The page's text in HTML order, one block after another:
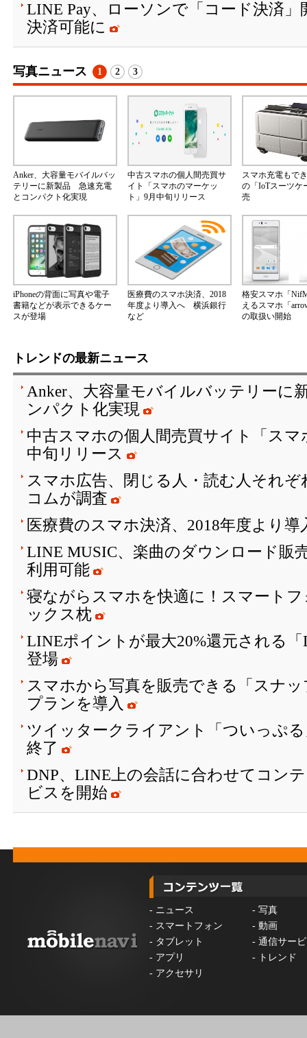
LINE Pay、ローソンで「コード決済
決済可能に
写真ニュース 1 2 3
Anker、大容量モバイルバッ
テリーに新製品 急速充電
とコンパクト化実現
中古スマホの個人間売買サ
イト「スマホのマーケッ
ト」9月中旬リリース
スマホ充電もで
の「IoTスーツケ
売
iPhoneの背面に写真や電子
書籍などが表示できるケー
スが登場
医療費のスマホ決済、2018
年度より導入へ 横浜銀行
など
格安スマホ「
えるスマホ「
の取扱い開始
トレンドの最新ニュース
Anker、大容量モバイルバッテリー
ンパクト化実現
中古スマホの個人間売買サイト「ス
中旬リリース
スマホ広告、閉じる人・読む人それ
コムが調査
医療費のスマホ決済、2018年度より
LINE MUSIC、楽曲のダウンロード
利用可能
寝ながらスマホを快適に！スマート
ックス枕
LINEポイントが最大20%還元される
登場
スマホから写真を販売できる「スナ
プランを導入
ツイッタークライアント「ついっぷ
終了
DNP、LINE上の会話に合わせてコン
ビスを開始
- ニュース - 写真
- スマートフォン - 動画
- タブレット - 通信サー
- アプリ -
トレンド
- アクセサリ